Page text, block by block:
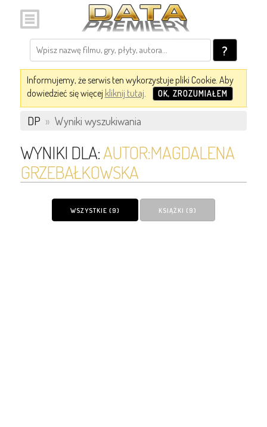
?
Informujemy, że serwis ten wykorzystuje pliki Cookie. Aby
dowiedzieć się więcej kliknij tutaj. OK, ZROZUMIAŁEM
DP » Wyniki wyszukiwania
WYNIKI DLA:AUTOR:MAGDALENA
GRZEBAŁKOWSKA
WSZYSTKIE (9) KSIĄŻKI (9)